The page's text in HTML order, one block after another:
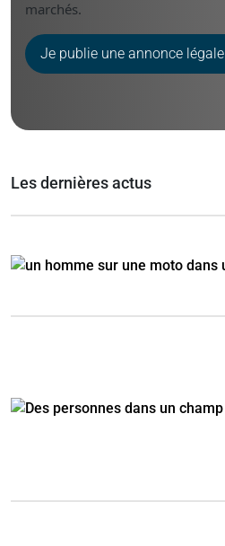
marchés.
Je publie une annonce légale
Les dernières actus